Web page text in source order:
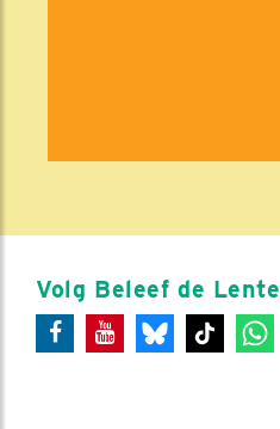
Volg Beleef de Lente